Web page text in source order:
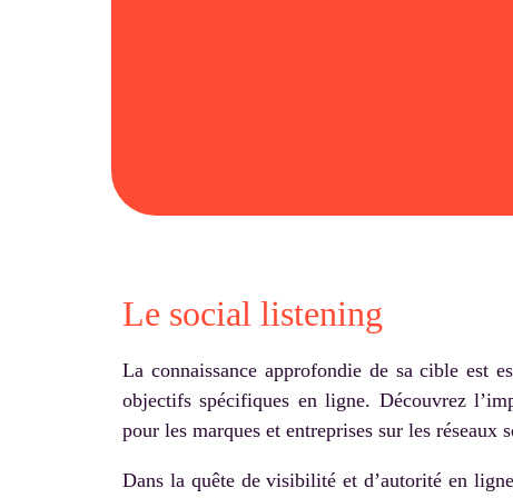
Le social listening
La connaissance approfondie de sa cible est
objectifs spécifiques en ligne. Découvrez
pour les marques et entreprises sur les réseaux
Dans la quête de visibilité et d’autorité en